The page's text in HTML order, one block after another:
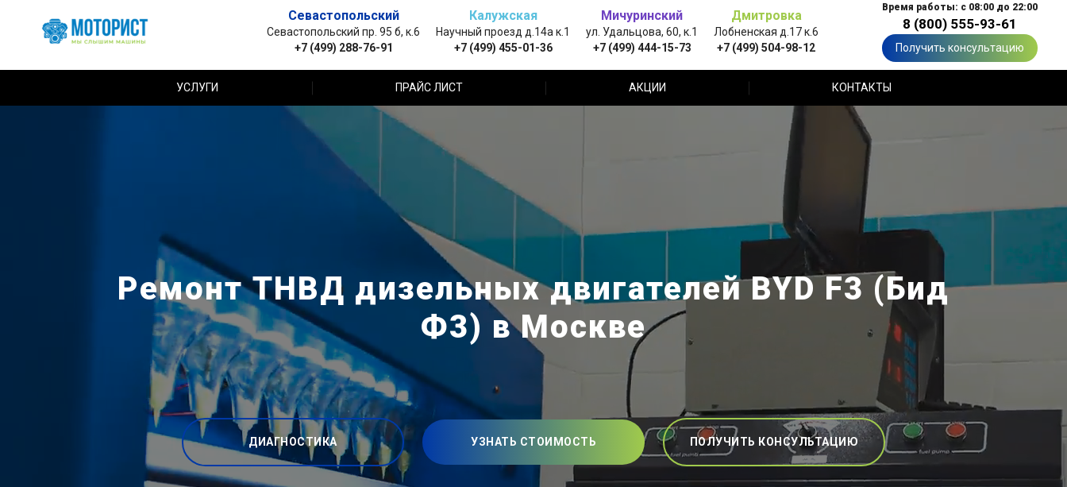
Севастопольский
Севастопольский пр. 95 б, к.6
+7 (499) 288-76-91
Калужская
Научный проезд д.14а к.1
+7 (499) 455-01-36
Мичуринский
ул. Удальцова, 60, к.1
+7 (499) 444-15-73
Дмитровка
Лобненская д.17 к.6
+7 (499) 504-98-12
Время работы: с 08:00 до 22:00
8 (800) 555-93-61
Получить консультацию
УСЛУГИ ПРАЙС ЛИСТ АКЦИИ КОНТАКТЫ
Ремонт ТНВД дизельных двигателей BYD F3 (Бид
Ф3) в Москве
ДИАГНОСТИКА УЗНАТЬ СТОИМОСТЬ ПОЛУЧИТЬ КОНСУЛЬТАЦИЮ